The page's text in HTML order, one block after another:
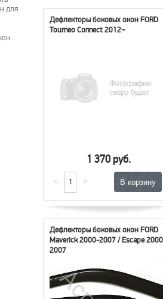
для
Дефлекторы боковых окон FORD
Tourneo Connect 2012~
1 370 руб.
< >
Дефлекторы боковых окон FORD
Maverick 2000-2007 / Escape
2007